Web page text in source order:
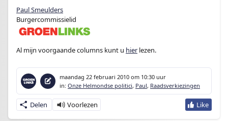
Paul Smeulders
Burgercommissielid
Al mijn voorgaande columns kunt u hier lezen.
maandag 22 februari 2010 om 10:30 uur
in: Onze Helmondse politici, Paul, Raadsverkiezingen
Delen